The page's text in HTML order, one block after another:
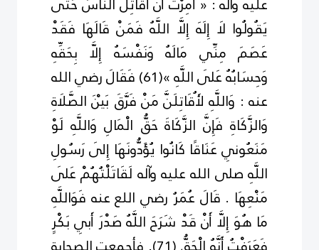
يَقُولُوا لَا إِلَهَ إِلَّا اللَّهُ فَمَنْ قَالَهَا فَقَدْ
عَصَمَ مِنِّي مَالَهُ وَنَفْسَهُ إِلَّا بِحَقِّهِ
وَحِسَابُهُ عَلَى اللَّهِ »(
61
) فَقَالَرضي الله
عنه : وَاللَّهِ لَأُقَاتِلَنَّ مَنْ فَرَّقَ بَيْنَ الصَّلَاةِ
وَالزَّكَاةِ فَإِنَّ الزَّكَاةَ حَقُّ الْمَالِ وَاللَّهِ لَوْ
مَنَعُونِي عَنَاقًا كَانُوا يُؤَدُّونَهَا إِلَى رَسُولِ
اللَّهِ صلى الله عليه وآله لَقَاتَلْتُهُمْ عَلَى
مَنْعِهَا . قَالَ عُمَرُ رضي اللع عنه فَوَاللَّهِ
مَا هُوَ إِلَّا أَنْ قَدْ شَرَحَ اللَّهُ صَدْرَ أَبِي بَكْرٍ